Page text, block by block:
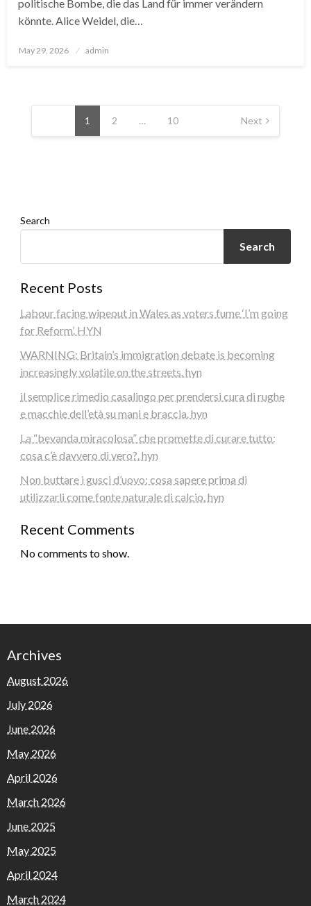
politische Bombe, die das Land für immer verändern
könnte. Alice Weidel, die…
Posted
May 29, 2026 admin
Posts
pagination
1 2 … 10 Next
Search
Search
Recent Posts
Labour facing wipeout in Wales as voters fume ‘I’m going
for Reform’. HYN
WARNING: Britain’s immigration debate is becoming
increasingly volatile on the streets. hyn
il semplice rimedio casalingo per prendersi cura di rughe
e macchie dell’età su mani e braccia. hyn
La “bevanda miracolosa” che promette di curare tutto:
cosa c’è davvero di vero?. hyn
Non buttare i gusci d’uovo: cosa sapere prima di
utilizzarli come fonte naturale di calcio. hyn
Recent Comments
No comments to show.
Archives
August 2026
July 2026
June 2026
May 2026
April 2026
March 2026
June 2025
May 2025
April 2024
March 2024